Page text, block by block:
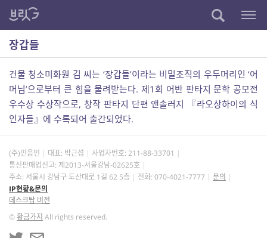
장갑들
건물 청소미화원 김 씨는 ‘장갑들’이라는 비밀조직의 우두머리인 ‘어
머님’으로부터 큰 힘을 물려받는다. 제1회 어반 판타지 문학 공모전
우수상 수상작으로, 창작 판타지 단편 앤솔러지 『라오상하이의 식
인자들』에 수록되어 출간되었다.
(주)민음인 대표: 박근섭 사업자번호: 211-88-33701
통신판매업신고: 제2013-서울강남-02625호
주소: 서울시 강남구 도산대로 1길 62 5층
전화: 070-4021-7777
문의
IP현황&문의
데스크탑 버전
©황금가지 All rights reserved.